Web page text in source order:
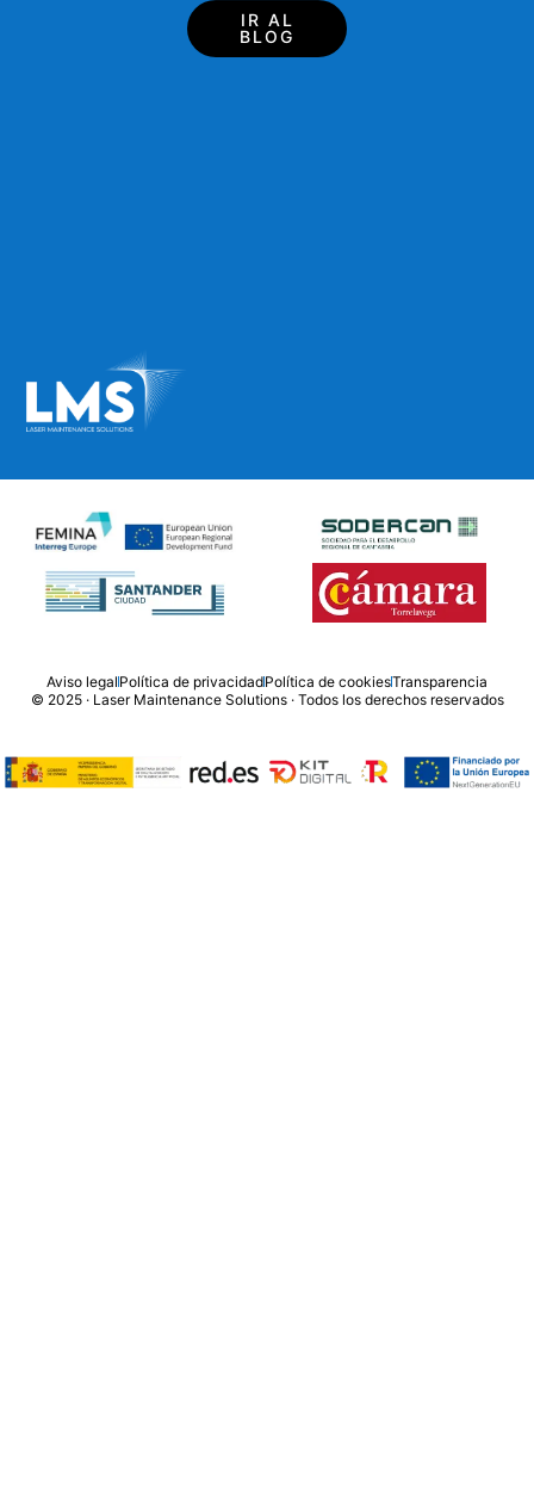
IR AL
BLOG
© 2025 · Laser Maintenance Solutions · Todos los derechos reservados
Aviso legal Política de privacidadPolítica de cookiesTransparencia